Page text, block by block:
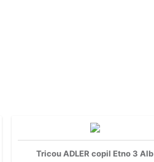
Tricou ADLER copil Etno 3 Alb